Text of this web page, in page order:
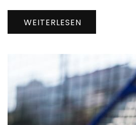
WEITERLESEN